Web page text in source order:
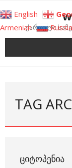
to
contentქართული
TAG
ᲪᲘᲢᲝᲞᲔᲜᲘᲐ
English
Armenian